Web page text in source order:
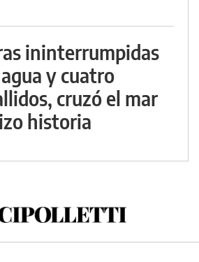
ininterrumpidas
y cuatro
cruzó el mar
historia